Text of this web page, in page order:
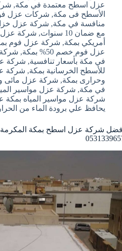
عزل اسطح معتمدة في مكة,
الأسطح فى مكة, شركات عزل
منافسة في مكة, شركة عزل
مع ضمان 10 سنوات
, شركة عزل
أمريكي بمكة, شركة عزل فوم
عزل فوم خصم 50% بمكة
,
في مكة بأسعار تنافسية, شركة
للأسطح الخرسانية بمكة, شركة
وحرارى بمكة, شركة عزل مائى
في مكة, شركة عزل مواسير
شركة عزل مواسير المياه بمكة
يحافظ علي برودة الماء من
افضل شركة عزل اسطح بمكة المكرمة